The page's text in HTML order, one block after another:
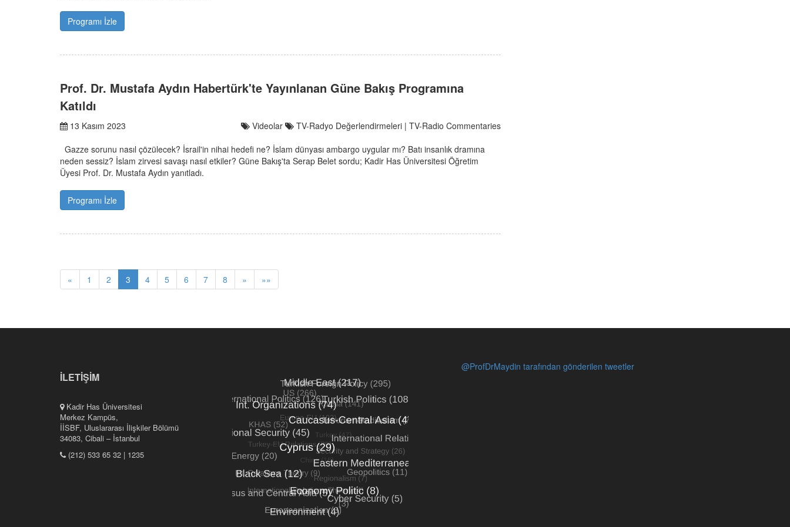
Programı İzle
Prof. Dr. Mustafa Aydın Habertürk'te Yayınlanan Güne Bakış Programına
Katıldı
13 Kasım 2023 Videolar
TV-Radyo Değerlendirmeleri | TV-Radio Commentaries
Gazze sorunu nasıl çözülecek? İsrail'in nihai hedefi ne? İslam dünyası ambargo uygular mı? Batı insanlık dramına
neden sessiz? İslam zirvesi savaşı nasıl etkiler? Güne Bakış'ta Serap Belet sordu; Kadir Has Üniversitesi Öğretim
Üyesi Prof. Dr. Mustafa Aydın yanıtladı.
Programı İzle
« 1 2 3 4 5 6 7 8 » »»
İLETİŞİM
Kadir Has Üniversitesi
Merkez Kampüs,
İİSBF, Uluslararası İlişkiler Bölümü
34083, Cibali – İstanbul
(212) 533 65 32 | 1235
@ProfDrMaydin tarafından gönderilen tweetler